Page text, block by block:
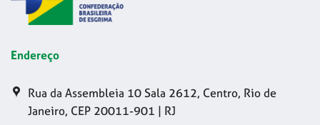
Endereço
Rua da Assembleia 10 Sala 2612, Centro, Rio de
Janeiro, CEP 20011-901 | RJ